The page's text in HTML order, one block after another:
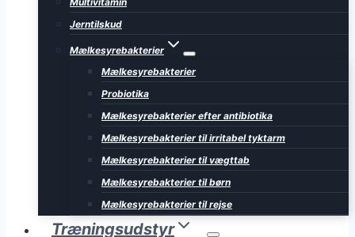
Jerntilskud
Mælkesyrebakterier
Mælkesyrebakterier
Probiotika
Mælkesyrebakterier efter antibiotika
Mælkesyrebakterier til irritabel tyktarm
Mælkesyrebakterier til vægttab
Mælkesyrebakterier til børn
Mælkesyrebakterier til rejse
Træningsudstyr